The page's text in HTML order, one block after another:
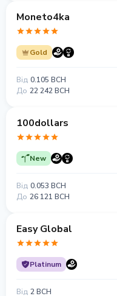
Moneto4ka
Gold
Від 0.105 BCH
До 22 242 BCH
100dollars
New
Від 0.053 BCH
До 26 121 BCH
Easy Global
Platinum
Від 2 BCH